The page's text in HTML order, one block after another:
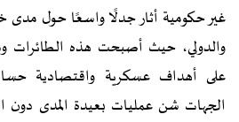
غير حكومية أثار جدلًا واسعًا حول مدى
والدولي، حيث أصبحت هذه
على أهداف عسكرية واقتصادية
الجهات شن عمليات بعيدة المدى دون